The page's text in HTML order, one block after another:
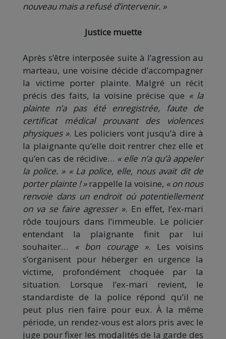
nouveau mais a refusé d’intervenir. »
Justice muette
Après s’être interposée suite à l’agression au
marteau, une voisine décide d’accompagner
la victime porter plainte. Malgré un récit
précis des faits, la voisine précise que « la
plainte n’a pas été enregistrée, faute de
certificat médical prouvant des violences
physiques ». Les policiers vont jusqu’à dire à
la plaignante qu’elle doit rentrer chez elle et
qu’en cas de récidive… « elle n’a qu’à appeler
la police. » « La police, elle, nous avait dit de
porter plainte ! »rappelle la voisine, « on nous
renvoie dans un endroit où potentiellement
on va se faire agresser ». En effet, l’ex-mari
rôde toujours dans l’immeuble. Le policier
entendant la plaignante finit par lui
souhaiter… « bon courage ». Les voisins
s’organisent pour héberger en urgence la
victime, profondément choquée par la
situation. Lorsque l’ex-mari revient, le
standardiste de la police répond qu’il ne
peut plus rien faire pour eux. À la même
période, un rendez-vous est alors pris avec le
juge pour fixer les modalités de la garde des